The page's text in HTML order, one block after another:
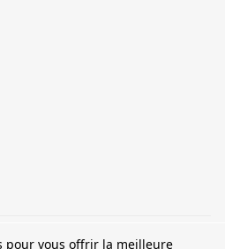
Pétange
pour vous offrir la meilleure